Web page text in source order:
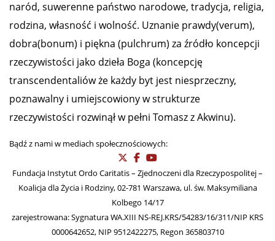
Życie.info
Jesteśmy środowiskiem publicystów i działaczy
społecznych Zjednoczonych dla Rzeczypospolitej i
Koalicji dla Życia i Rodziny, dla których ważny jest
naród, suwerenne państwo narodowe, tradycja, religia,
rodzina, własność i wolność. Uznanie prawdy(verum),
dobra(bonum) i piękna (pulchrum) za źródło koncepcji
rzeczywistości jako dzieła Boga (koncepcję
transcendentaliów że każdy byt jest niesprzeczny,